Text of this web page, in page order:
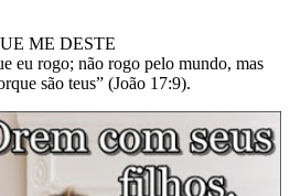
ME DESTE
eu rogo; não rogo pelo mundo, mas
são teus” (João 17:9).